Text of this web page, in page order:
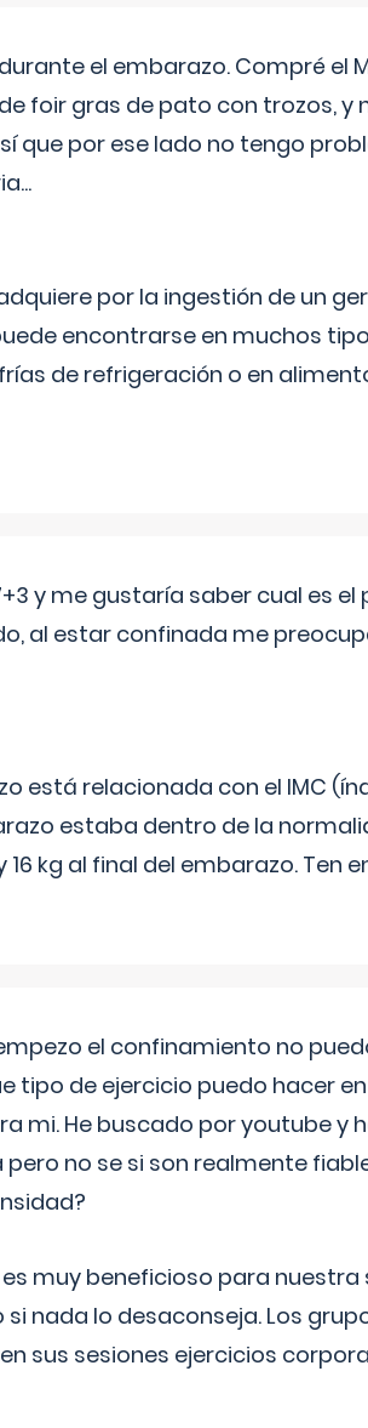
el embarazo. Compré el
foir gras de pato con trozos, y
que por ese lado no tengo
por la ingestión de un
encontrarse en muchos
de refrigeración o en
y me gustaría saber cual es el
al estar confinada me
está relacionada con el IMC
estaba dentro de la
kg al final del embarazo. Ten
el confinamiento no
tipo de ejercicio puedo hacer
mi. He buscado por youtube y
no se si son realmente
muy beneficioso para nuestra
nada lo desaconseja. Los
sus sesiones ejercicios